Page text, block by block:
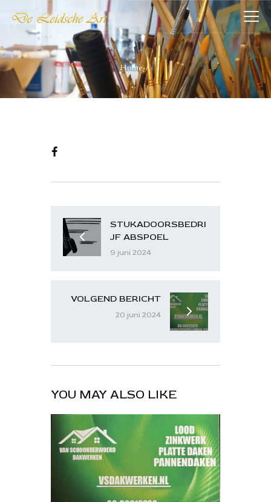
Home
DE LEIDSCHE ART
De plaatst voor kunst
HOME
WIE WIJ ZIJN
STUKADOORSBEDRI
JF ABSPOEL
9 juni 2024
VOLGEND BERICHT
20 juni 2024
YOU MAY ALSO LIKE